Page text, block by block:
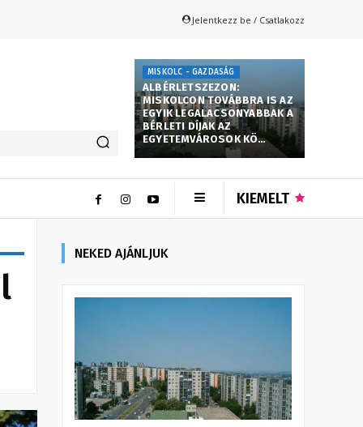
Jelentkezz be / Csatlakozz
MISKOLC - GAZDASÁG
ALBÉRLETSZEZON:
MISKOLCON TOVÁBBRA IS AZ
EGYIK LEGALACSONYABBAK A
BÉRLETI DÍJAK AZ
EGYETEMVÁROSOK KÖ…
KIEMELT
NEKED AJÁNLJUK